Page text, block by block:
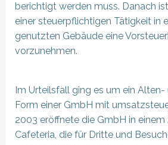
berichtigt werden muss. Danach
einer steuerpflichtigen Tätigkeit in
genutzten Gebäude eine
vorzunehmen.
Im Urteilsfall ging es um ein Alten-
Form einer GmbH mit
2003 eröffnete die GmbH in einem
Cafeteria, die für Dritte und